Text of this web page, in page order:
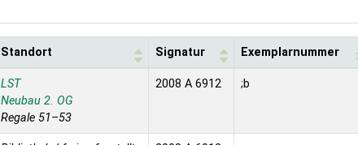
Standort Signatur Exemplarnummer
LST
Neubau 2. OG
Regale 51–53
2008 A 6912 ;b